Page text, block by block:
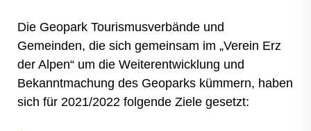
Die Geopark Tourismusverbände und
Gemeinden, die sich gemeinsam im „Verein Erz
der Alpen“ um die Weiterentwicklung und
Bekanntmachung des Geoparks kümmern, haben
sich für 2021/2022 folgende Ziele gesetzt: